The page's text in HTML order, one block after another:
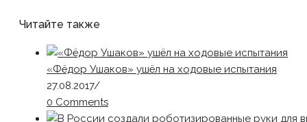
Читайте также
«Фёдор Ушаков» ушёл на ходовые испытания
27.08.2017/
0 Comments